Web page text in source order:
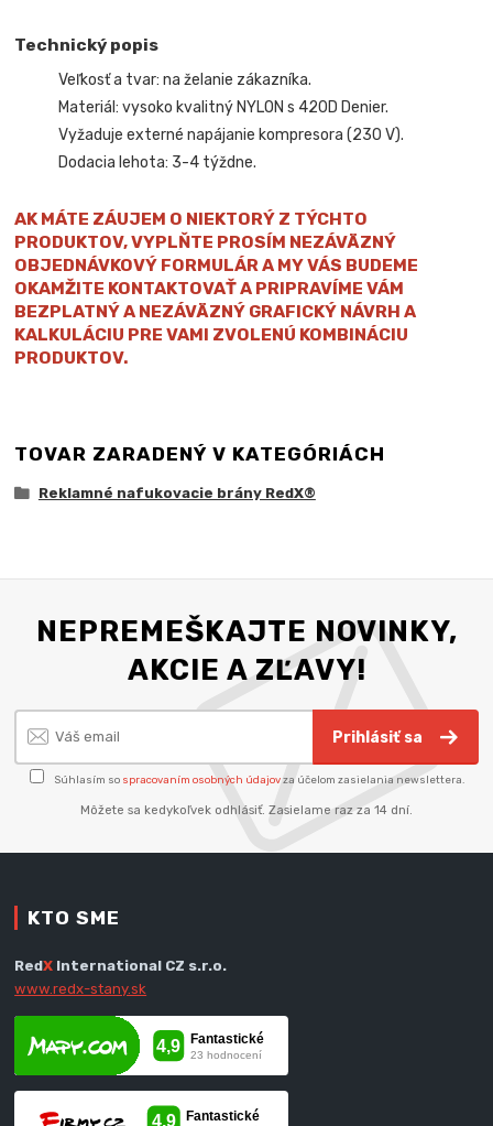
Technický popis
Veľkosť a tvar: na želanie zákazníka.
Materiál: vysoko kvalitný NYLON s 420D Denier.
Vyžaduje externé napájanie kompresora (230 V).
Dodacia lehota: 3-4 týždne.
AK MÁTE ZÁUJEM O NIEKTORÝ Z TÝCHTO
PRODUKTOV, VYPLŇTE PROSÍM NEZÁVÄZNÝ
OBJEDNÁVKOVÝ FORMULÁR A MY VÁS BUDEME
OKAMŽITE KONTAKTOVAŤ A PRIPRAVÍME VÁM
BEZPLATNÝ A NEZÁVÄZNÝ GRAFICKÝ NÁVRH A
KALKULÁCIU PRE VAMI ZVOLENÚ KOMBINÁCIU
PRODUKTOV.
TOVAR ZARADENÝ V KATEGÓRIÁCH
Reklamné nafukovacie brány RedX®
NEPREMEŠKAJTE NOVINKY,
AKCIE A ZĽAVY!
Prihlásiť sa
Súhlasím so spracovaním osobných údajovza účelom zasielania newslettera.
Môžete sa kedykoľvek odhlásiť. Zasielame raz za 14 dní.
KTO SME
RedX International CZ s.r.o.
www.redx-stany.sk